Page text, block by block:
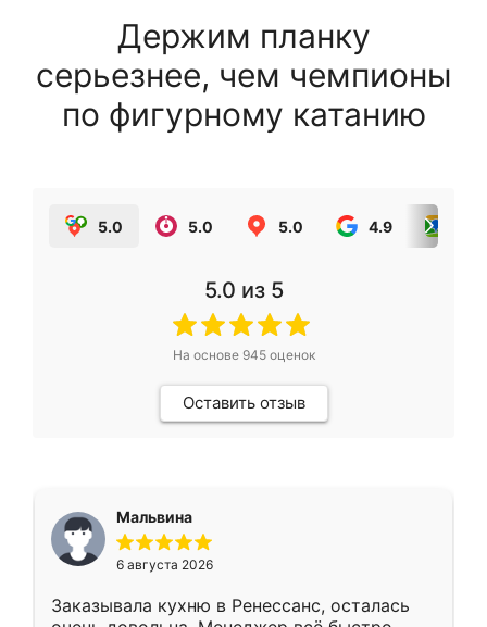
Держим планку
серьезнее, чем чемпионы
по фигурному катанию
5.0 5.0 5.0 4.9
5.0 из 5
На основе 945оценок
Оставить отзыв
Мальвина
6 августа 2026
Заказывала кухню в Ренессанс, осталась